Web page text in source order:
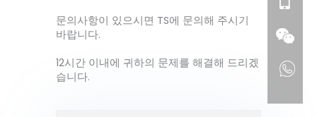
문의사항이 있으시면 TS에 문의해 주시기
바랍니다.
12시간 이내에 귀하의 문제를 해결해 드리겠
습니다.